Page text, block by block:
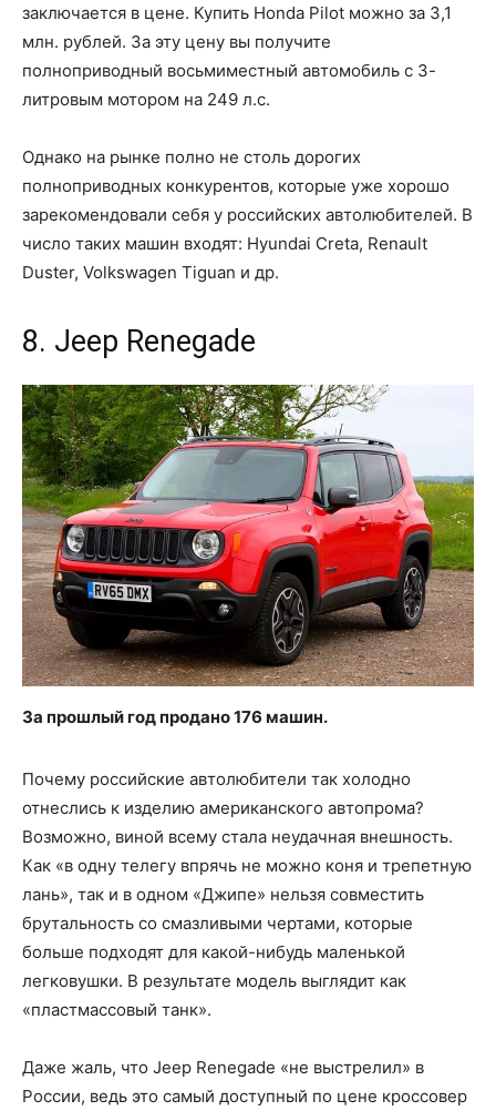
заключается в цене. Купить Honda Pilot можно за 3,1
млн. рублей. За эту цену вы получите
полноприводный восьмиместный автомобиль с 3-
литровым мотором на 249 л.с.
Однако на рынке полно не столь дорогих
полноприводных конкурентов, которые уже хорошо
зарекомендовали себя у российских автолюбителей. В
число таких машин входят: Hyundai Creta, Renault
Duster, Volkswagen Tiguan и др.
8. Jeep Renegade
За прошлый год продано 176 машин.
Почему российские автолюбители так холодно
отнеслись к изделию американского автопрома?
Возможно, виной всему стала неудачная внешность.
Как «в одну телегу впрячь не можно коня и трепетную
лань», так и в одном «Джипе» нельзя совместить
брутальность со смазливыми чертами, которые
больше подходят для какой-нибудь маленькой
легковушки. В результате модель выглядит как
«пластмассовый танк».
Даже жаль, что Jeep Renegade «не выстрелил» в
России, ведь это самый доступный по цене кроссовер